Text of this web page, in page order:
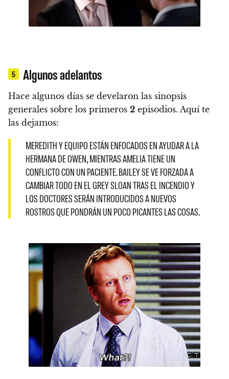
5 Algunos adelantos
Hace algunos días se develaron las sinopsis
generales sobre los primeros 2 episodios. Aquí te
las dejamos:
MEREDITH Y EQUIPO ESTÁN ENFOCADOS EN AYUDAR A LA
HERMANA DE OWEN, MIENTRAS AMELIA TIENE UN
CONFLICTO CON UN PACIENTE. BAILEY SE VE FORZADA A
CAMBIAR TODO EN EL GREY SLOAN TRAS EL INCENDIO Y
LOS DOCTORES SERÁN INTRODUCIDOS A NUEVOS
ROSTROS QUE PONDRÁN UN POCO PICANTES LAS COSAS.